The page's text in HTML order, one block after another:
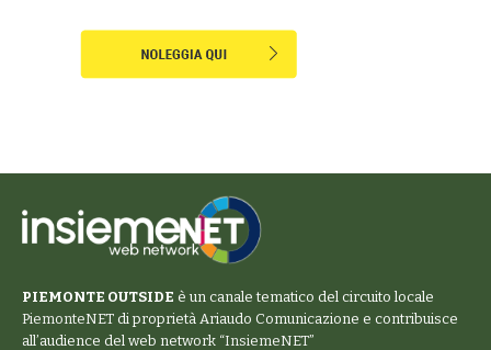
PIEMONTE OUTSIDE è un canale tematico del circuito locale
PiemonteNET di proprietà Ariaudo Comunicazione e contribuisce
all’audience del web network “InsiemeNET”